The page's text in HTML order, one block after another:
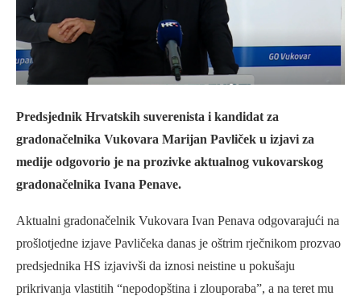
Predsjednik Hrvatskih suverenista i kandidat za
gradonačelnika Vukovara Marijan Pavliček u izjavi za
medije odgovorio je na prozivke aktualnog vukovarskog
gradonačelnika Ivana Penave.
Aktualni gradonačelnik Vukovara Ivan Penava odgovarajući na
prošlotjedne izjave Pavličeka danas je oštrim rječnikom prozvao
predsjednika HS izjavivši da iznosi neistine u pokušaju
prikrivanja vlastitih “nepodopština i zlouporaba”, a na teret mu